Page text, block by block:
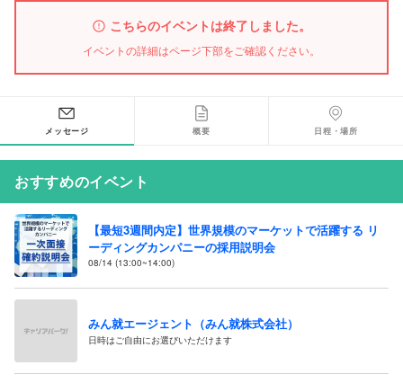
こちらのイベントは終了しました。
イベントの詳細はページ下部をご確認ください。
メッセージ 概要 日程・場所
おすすめのイベント
【最短3週間内定】世界規模のマーケットで活躍する リ
ーディングカンパニーの採用説明会
08/14 (13:00~14:00)
みん就エージェント（みん就株式会社）
日時はご自由にお選びいただけます